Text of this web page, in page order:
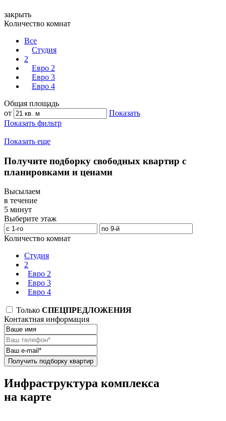
закрыть
Количество комнат
Все
Студия
2
Евро 2
Евро 3
Евро 4
Общая площадь
от
Показать
Показать фильтр
Показать еще
Получите подборку свободных квартир с
планировками и ценами
Высылаем
в течение
5 минут
Выберите этаж
Количество комнат
Студия
2
Евро 2
Евро 3
Евро 4
Только СПЕЦПРЕДЛОЖЕНИЯ
Контактная информация
Получить подборку квартир
Инфраструктура комплекса
на карте